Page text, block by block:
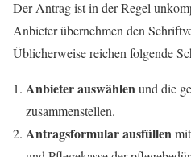
Der Antrag ist in der Regel
Anbieter übernehmen den
Üblicherweise reichen folgende
Anbieter auswählen und die
zusammenstellen.
Antragsformular ausfüllen